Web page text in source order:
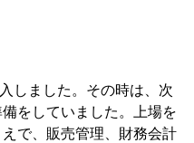
しました。その時は、次
をしていました。上場を
で、販売管理、財務会計